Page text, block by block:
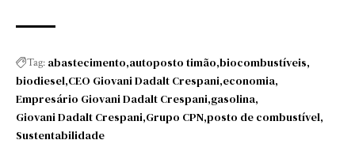
Tag: abastecimento autoposto timão biocombustíveis
biodiesel CEO Giovani Dadalt Crespani economia
Empresário Giovani Dadalt Crespani gasolina
Giovani Dadalt Crespani Grupo CPN posto de combustível
Sustentabilidade